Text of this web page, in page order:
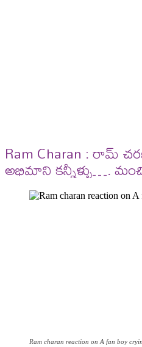
Ram Charan : రామ్
అభిమాని క‌న్నీళ్ళు….
Ram charan reaction on A fan boy